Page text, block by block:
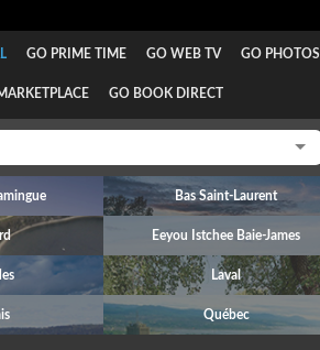
GO PRIME TIME GO WEB TV GO PHOTOS
GO BOOK DIRECT
Bas Saint-Laurent
Eeyou Istchee Baie-James
Laval
Québec